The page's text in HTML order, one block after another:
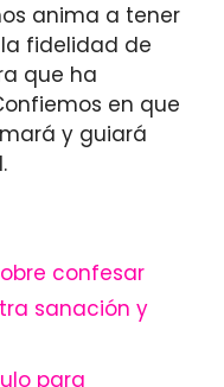
anima a tener
fidelidad de
que ha
en que
y guiará
confesar
sanación y
para